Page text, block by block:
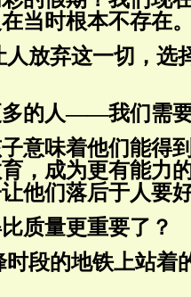
当时根本不存在
放弃这一切，选
多的人——我们需
意味着他们能得
，成为更有能力
他们落后于人要
质量更重要了？
段的地铁上站着